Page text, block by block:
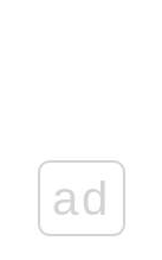
ad